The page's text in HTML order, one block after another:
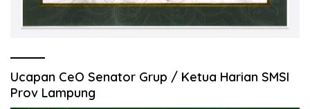
Ucapan CeO Senator Grup / Ketua Harian SMSI
Prov Lampung